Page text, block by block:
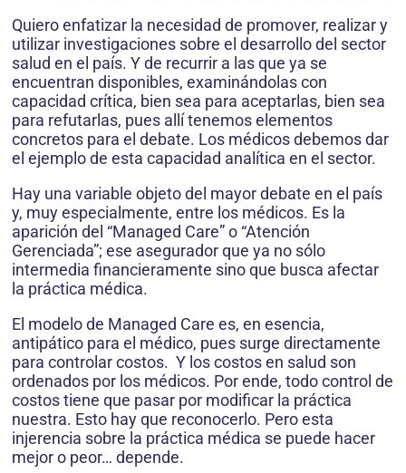
Quiero enfatizar la necesidad de promover, realizar y
utilizar investigaciones sobre el desarrollo del sector
salud en el país. Y de recurrir a las que ya se
encuentran disponibles, examinándolas con
capacidad crítica, bien sea para aceptarlas, bien sea
para refutarlas, pues allí tenemos elementos
concretos para el debate. Los médicos debemos dar
el ejemplo de esta capacidad analítica en el sector.
Hay una variable objeto del mayor debate en el país
y, muy especialmente, entre los médicos. Es la
aparición del “Managed Care” o “Atención
Gerenciada”; ese asegurador que ya no sólo
intermedia financieramente sino que busca afectar
la práctica médica.
El modelo de Managed Care es, en esencia,
antipático para el médico, pues surge directamente
para controlar costos. Y los costos en salud son
ordenados por los médicos. Por ende, todo control de
costos tiene que pasar por modificar la práctica
nuestra. Esto hay que reconocerlo. Pero esta
injerencia sobre la práctica médica se puede hacer
mejor o peor… depende.